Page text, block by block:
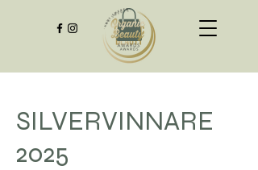
SILVERVINNARE
2025